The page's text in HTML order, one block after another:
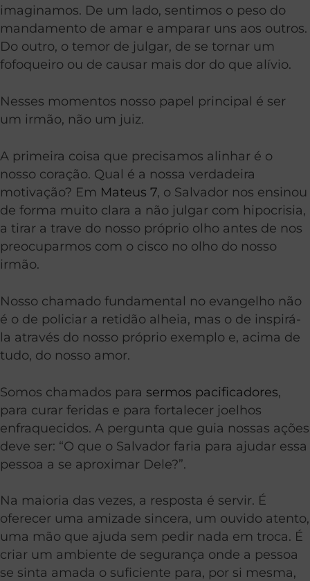
imaginamos. De um lado, sentimos o peso do
mandamento de amar e amparar uns aos outros.
Do outro, o temor de julgar, de se tornar um
fofoqueiro ou de causar mais dor do que alívio.
Nesses momentos nosso papel principal é ser
um irmão, não um juiz.
A primeira coisa que precisamos alinhar é o
nosso coração. Qual é a nossa verdadeira
motivação? Em Mateus 7, o Salvador nos ensinou
de forma muito clara a não julgar com hipocrisia,
a tirar a trave do nosso próprio olho antes de nos
preocuparmos com o cisco no olho do nosso
irmão.
Nosso chamado fundamental no evangelho não
é o de policiar a retidão alheia, mas o de inspirá-
la através do nosso próprio exemplo e, acima de
tudo, do nosso amor.
Somos chamados para sermos pacificadores,
para curar feridas e para fortalecer joelhos
enfraquecidos. A pergunta que guia nossas ações
deve ser: “O que o Salvador faria para ajudar essa
pessoa a se aproximar Dele?”.
Na maioria das vezes, a resposta é servir. É
oferecer uma amizade sincera, um ouvido atento,
uma mão que ajuda sem pedir nada em troca. É
criar um ambiente de segurança onde a pessoa
se sinta amada o suficiente para, por si mesma,